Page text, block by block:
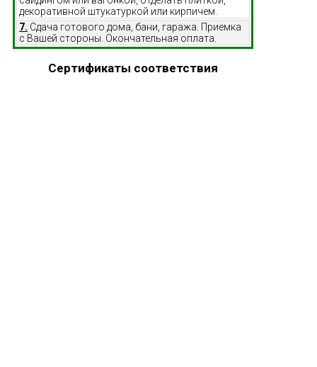
декоративной штукатуркой или кирпичем.
7. Сдача готового дома, бани, гаража. Приемка
с Вашей стороны. Окончательная оплата.
Сертификаты соответствия